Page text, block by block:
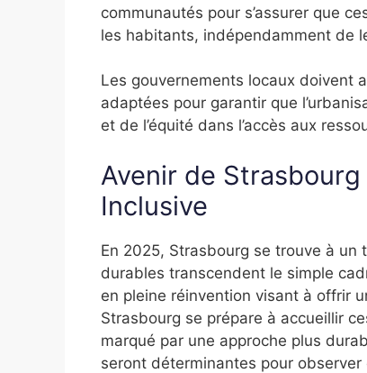
communautés pour s’assurer que
les habitants, indépendamment de
Les gouvernements locaux doivent
adaptées pour garantir que
et de l’équité dans l’accès aux
Avenir de
Inclusive
En 2025, Strasbourg se trouve à
durables transcendent le simple
en pleine réinvention visant à offrir
Strasbourg se prépare à accueillir
marqué par une approche plus
seront déterminantes pour